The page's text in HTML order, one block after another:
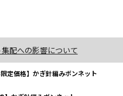
配への影響について
限定価格】かぎ針編みボンネット